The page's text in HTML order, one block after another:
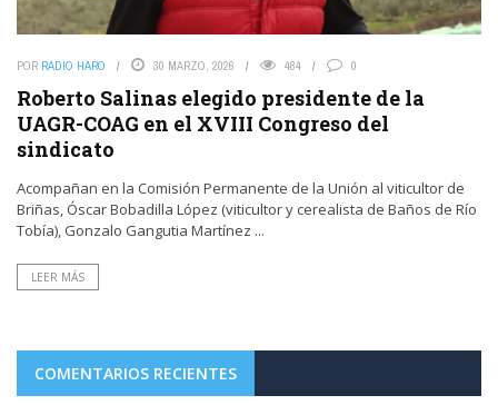
POR RADIO HARO 30 MARZO, 2026 484 0
Roberto Salinas elegido presidente de la
UAGR-COAG en el XVIII Congreso del
sindicato
Acompañan en la Comisión Permanente de la Unión al viticultor de
Briñas, Óscar Bobadilla López (viticultor y cerealista de Baños de Río
Tobía), Gonzalo Gangutia Martínez ...
LEER MÁS
COMENTARIOS RECIENTES